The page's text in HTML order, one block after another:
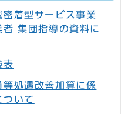
着型サービス事業
集団指導の資料に
表
処遇改善加算に係
ついて